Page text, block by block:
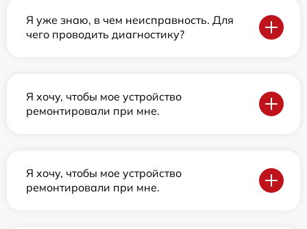
Я уже знаю, в чем неисправность. Для
чего проводить диагностику?
Я хочу, чтобы мое устройство
ремонтировали при мне.
Я хочу, чтобы мое устройство
ремонтировали при мне.